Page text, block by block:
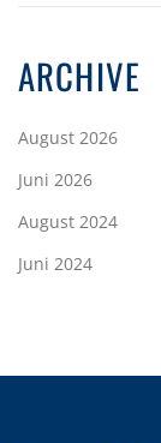
ARCHIVE
August 2026
Juni 2026
August 2024
Juni 2024